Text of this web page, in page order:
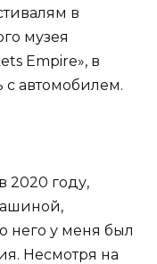
в
музея
Empire», в
автомобилем.
2020 году,
него у меня был
Несмотря на